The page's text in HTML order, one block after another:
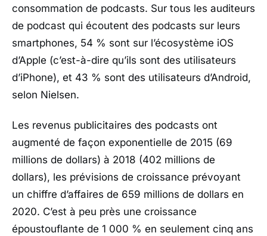
consommation de podcasts. Sur tous les auditeurs
de podcast qui écoutent des podcasts sur leurs
smartphones, 54 % sont sur l’écosystème iOS
d’Apple (c’est-à-dire qu’ils sont des utilisateurs
d’iPhone), et 43 % sont des utilisateurs d’Android,
selon Nielsen.
Les revenus publicitaires des podcasts ont
augmenté de façon exponentielle de 2015 (69
millions de dollars) à 2018 (402 millions de
dollars), les prévisions de croissance prévoyant
un chiffre d’affaires de 659 millions de dollars en
2020. C’est à peu près une croissance
époustouflante de 1 000 % en seulement cinq ans